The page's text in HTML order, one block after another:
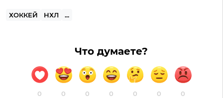
ХОККЕЙ НХЛ ...
Что думаете?
0 0 0 0 0 0 0